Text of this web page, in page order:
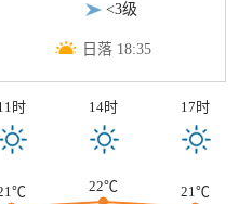
<3级
日落 18:35
时 14时 17时
22℃ 21℃